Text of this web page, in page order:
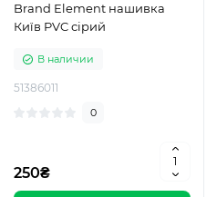
Brand Element нашивка
Київ PVC сірий
В наличии
51386011
0
250₴